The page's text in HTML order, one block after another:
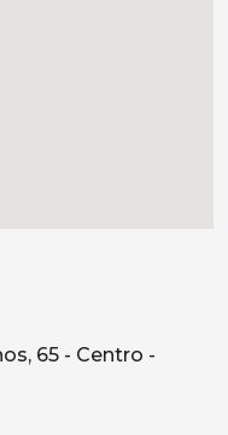
65 - Centro -